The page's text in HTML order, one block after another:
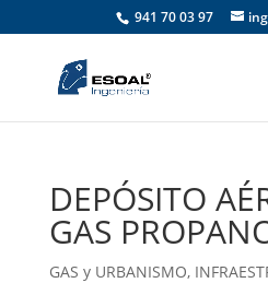
941 70 03 97
DEPÓSITO
GAS
GAS y URBANISMO,